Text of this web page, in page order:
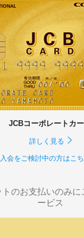
JCBコーポレートカ
詳しく見る
入会をご検討中の方はこ
トのお支払いのみ
ービス